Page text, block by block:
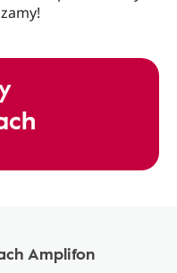
Amplifon